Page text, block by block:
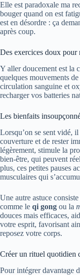
Elle est paradoxale ma
bouger quand on est
est en désordre : ça
après coup.
Des exercices doux pour
Y aller doucement est la
quelques mouvements
circulation sanguine et
recharger vos batteries
Les bienfaits
Lorsqu’on se sent vidé,
couverture et de rester
légèrement, stimule la
bien-être, qui peuvent
plus, ces petites pauses
musculaires qui
Une autre astuce
comme le qi gong ou la
douces mais efficaces,
votre esprit, favorisant
reposez votre corps.
Créer un rituel quotidien
Pour intégrer davantage